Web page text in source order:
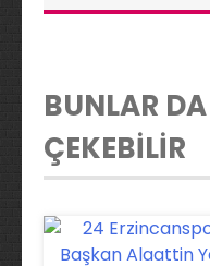
BUNLAR
ÇEKEBİLİR